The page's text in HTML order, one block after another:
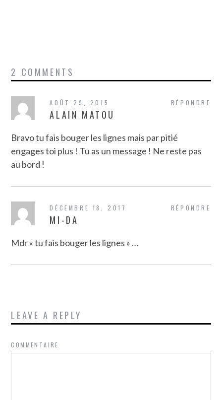
2 COMMENTS
RÉPONDRE
AOÛT 29, 2015
ALAIN MATOU
Bravo tu fais bouger les lignes mais par pitié
engages toi plus ! Tu as un message ! Ne reste pas
au bord !
RÉPONDRE
DÉCEMBRE 18, 2017
MI-DA
Mdr « tu fais bouger les lignes » …
LEAVE A REPLY
COMMENTAIRE